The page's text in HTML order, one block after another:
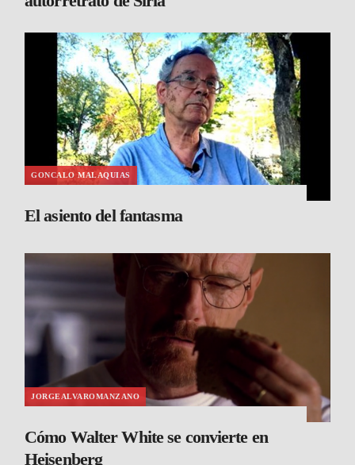
GONCALO MALAQUIAS
El asiento del fantasma
JORGEALVAROMANZANO
Cómo Walter White se convierte en
Heisenberg